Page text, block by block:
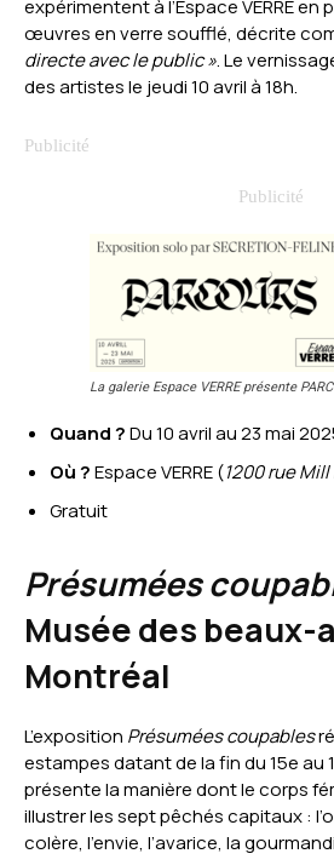
expérimentent à l’Espace VERRE
œuvres en verre soufflé, décrite
directe avec le public ». Le
des artistes le jeudi 10 avril à 18h.
La galerie Espace VERRE présente
Quand ?Du 10 avril au 23 mai
Où ?Espace VERRE (1200 rue
Gratuit
Présumées
Musée des beaux-
Montréal
L’exposition Présumées coupables
estampes datant de la fin du 15e au
présente la manière dont le corps
illustrer les sept pêchés capitaux :
colère, l’envie, l’avarice, la